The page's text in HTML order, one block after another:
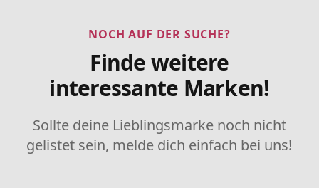
NOCH AUF DER SUCHE?
Finde weitere
interessante Marken!
Sollte deine Lieblingsmarke noch nicht
gelistet sein, melde dich einfach bei uns!